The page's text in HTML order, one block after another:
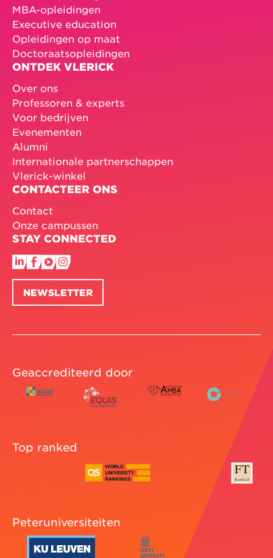
MBA-opleidingen
Executive education
Opleidingen op maat
Doctoraatsopleidingen
ONTDEK VLERICK
Over ons
Professoren & experts
Voor bedrijven
Evenementen
Alumni
Internationale partnerschappen
Vlerick-winkel
CONTACTEER ONS
Contact
Onze campussen
STAY CONNECTED
NEWSLETTER
Geaccrediteerd door
Top ranked
Peteruniversiteiten